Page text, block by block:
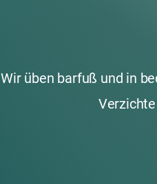
Wir üben barfuß und in